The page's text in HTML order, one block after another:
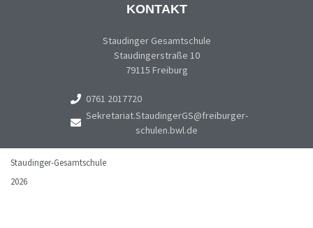
KONTAKT
Staudinger Gesamtschule
Staudingerstraße 10
79115 Freiburg
0761 2017720
Sekretariat.StaudingerGS@freiburger-
schulen.bwl.de
Staudinger-Gesamtschule
2026